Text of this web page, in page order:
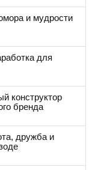
и мудрости
для
конструктор
бренда
дружба и